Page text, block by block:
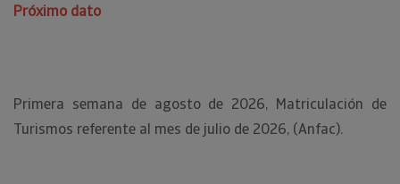
Próximo dato
Primera semana de agosto de 2026, Matriculación de
Turismos referente al mes de julio de 2026, (Anfac).